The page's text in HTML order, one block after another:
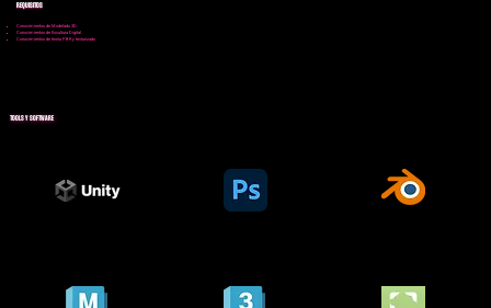
REQUISITOS
Conocimientos de Modelado 3D.
​Conocimientos de Escultura Digital.
Conocimientos de teoría PBR y texturizado
TOOLS Y SOFTWARE